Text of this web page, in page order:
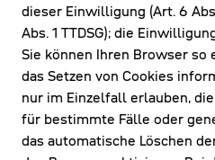
dieser Einwilligung (Art. 6
Abs. 1 TTDSG); die
Sie können Ihren Browser so
das Setzen von Cookies
nur im Einzelfall erlauben,
für bestimmte Fälle oder
das automatische Löschen